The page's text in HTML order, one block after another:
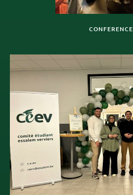
CONFERENCE